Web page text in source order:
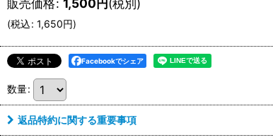
販売価格: 1,500円(税別)
(税込: 1,650円)
Facebookでシェア
数量:
返品特約に関する重要事項